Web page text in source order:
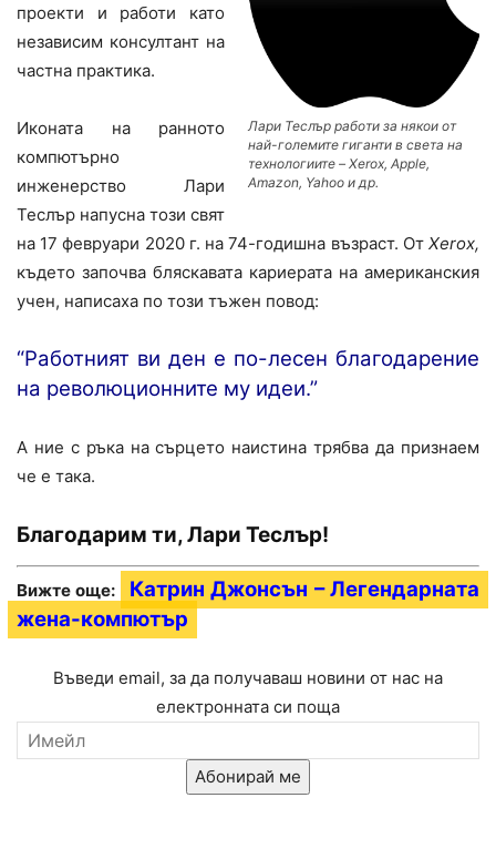
Лари Теслър работи за някои от
най-големите гиганти в света на
технологиите – Xerox, Apple,
Amazon, Yahoo и др.
проекти и работи като
независим консултант на
частна практика.
Иконата на ранното
компютърно
инженерство Лари
Теслър напусна този свят
на 17 февруари 2020 г. на 74-годишна възраст. ОтXerox,
където започва бляскавата кариерата на американския
учен, написаха по този тъжен повод:
“Работният ви ден е по-лесен благодарение
на революционните му идеи.”
А ние с ръка на сърцето наистина трябва да признаем
че е така.
Благодарим ти, Лари Теслър!
Вижте още:
Катрин Джонсън – Легендарната
жена-компютър
Въведи email, за да получаваш новини от нас на
електронната си поща
Абонирай ме